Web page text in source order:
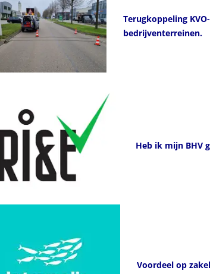
Terugkoppeling
bedrijventerreinen.
Heb ik mijn BHV
Voordeel op